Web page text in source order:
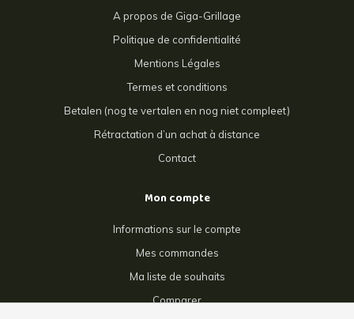
A propos de Giga-Grillage
Politique de confidentialité
Mentions Légales
Termes et conditions
Betalen (nog te vertalen en nog niet compleet)
Rétractation d’un achat à distance
Contact
Mon compte
Informations sur le compte
Mes commandes
Ma liste de souhaits
Comparer